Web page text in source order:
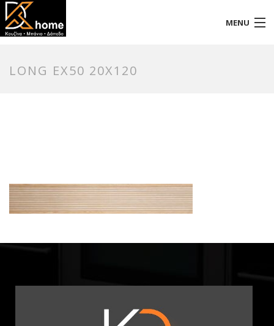
MENU
LONG EX50 20X120